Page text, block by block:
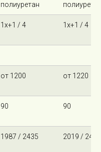
полиуретан
1х+1 / 4 1х+1 / 4
от 1200 от 1220
90 90
1987 / 2435 2019 / 2467